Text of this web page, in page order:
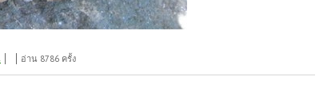
ข้าวเย็นเหนือ ข้าวเย็นใต้
อ่าน 8786 ครั้ง